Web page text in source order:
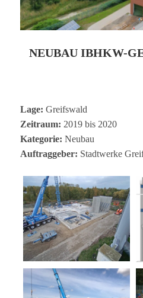
NEUBAU IBHKW-
Lage: Greifswald
Zeit­raum: 2019 bis 2020
Kate­go­rie: Neu­bau
Auf­trag­ge­ber: Stadt­werke